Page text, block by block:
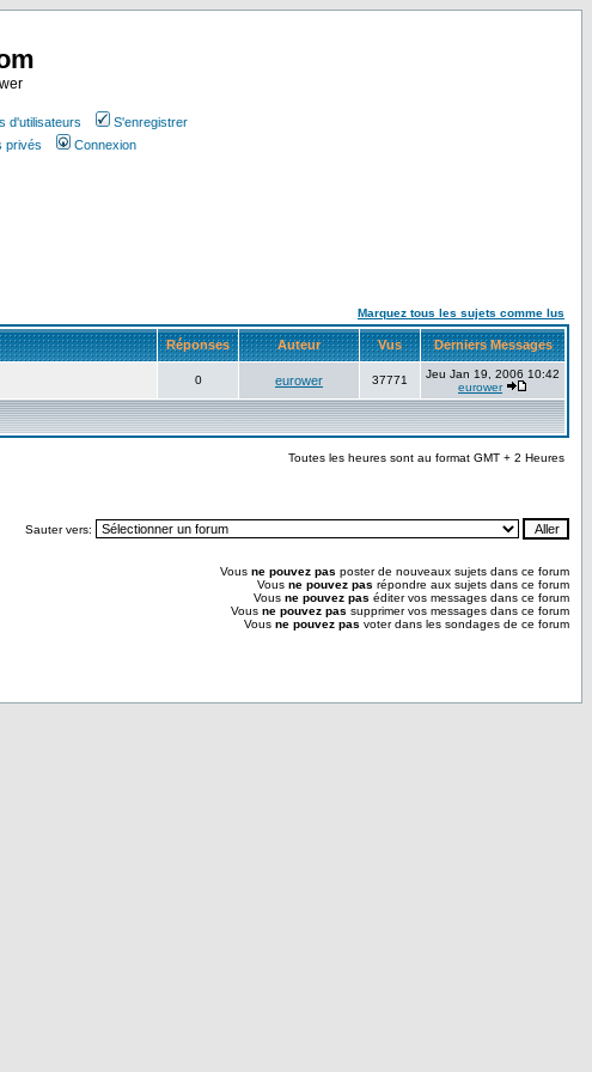
d'utilisateurs
S'enregistrer
privés Connexion
Marquez tous les sujets comme lus
Réponses Auteur Vus Derniers Messages
0 eurower 37771
Jeu Jan 19, 2006 10:42
eurower
Toutes les heures sont au format GMT + 2 Heures
Sauter vers:
Vous ne pouvez pas poster de nouveaux sujets dans ce forum
Vous ne pouvez pas répondre aux sujets dans ce forum
Vous ne pouvez pas éditer vos messages dans ce forum
Vous ne pouvez pas supprimer vos messages dans ce forum
Vous ne pouvez pas voter dans les sondages de ce forum